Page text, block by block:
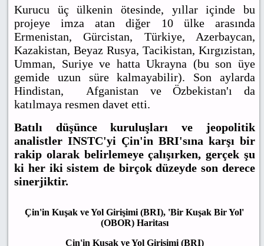
Kurucu üç ülkenin ötesinde, yıllar içinde bu
projeye imza atan diğer 10 ülke arasında
Ermenistan, Gürcistan, Türkiye, Azerbaycan,
Kazakistan, Beyaz Rusya, Tacikistan, Kırgızistan,
Umman, Suriye ve hatta Ukrayna (bu son üye
gemide uzun süre kalmayabilir). Son aylarda
Hindistan, Afganistan ve Özbekistan'ı da
katılmaya resmen davet etti.
Batılı düşünce kuruluşları ve jeopolitik
analistler INSTC'yi Çin'in BRI'sına karşı bir
rakip olarak belirlemeye çalışırken, gerçek şu
ki her iki sistem de birçok düzeyde son derece
sinerjiktir.
Çin'in Kuşak ve Yol Girişimi (BRI), 'Bir Kuşak Bir Yol'
(OBOR) Haritası
Çin'in Kuşak ve Yol Girişimi (BRI)